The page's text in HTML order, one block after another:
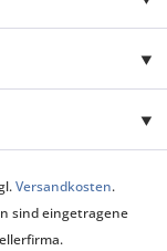
Versandkosten.
sind eingetragene